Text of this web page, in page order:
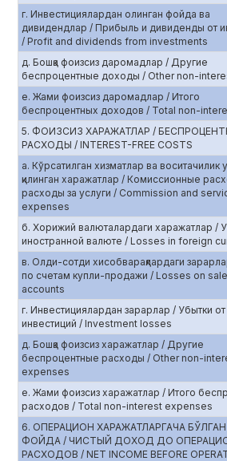
г. Инвестициялардан олинган фойда ва
дивидендлар / Прибыль и дивиденды от
/ Profit and dividends from investments
д. Бошқа фоизсиз даромадлар / Другие
беспроцентные доходы / Other non-
е. Жами фоизсиз даромадлар / Итого
беспроцентных доходов / Total non-
5. ФОИЗСИЗ ХАРАЖАТЛАР /
РАСХОДЫ / INTEREST-FREE COSTS
а. Кўрсатилган хизматлар ва воситачилик
қилинган харажатлар / Комиссионные
расходы за услуги / Commission and
expenses
б. Хорижий валюталардаги харажатлар /
иностранной валюте / Losses in foreign
в. Олди-сотди хисобварақлардаги
по счетам купли-продажи / Losses on
accounts
г. Инвестициялардан зарарлар / Убытки от
инвестиций / Investment losses
д. Бошқа фоизсиз харажатлар / Другие
беспроцентные расходы / Other non-
expenses
е. Жами фоизсиз харажатлар / Итого
расходов / Total non-interest expenses
6. ОПЕРАЦИОН ХАРАЖАТЛАРГАЧА
ФОЙДА / ЧИСТЫЙ ДОХОД ДО
РАСХОДОВ / NET INCOME BEFORE